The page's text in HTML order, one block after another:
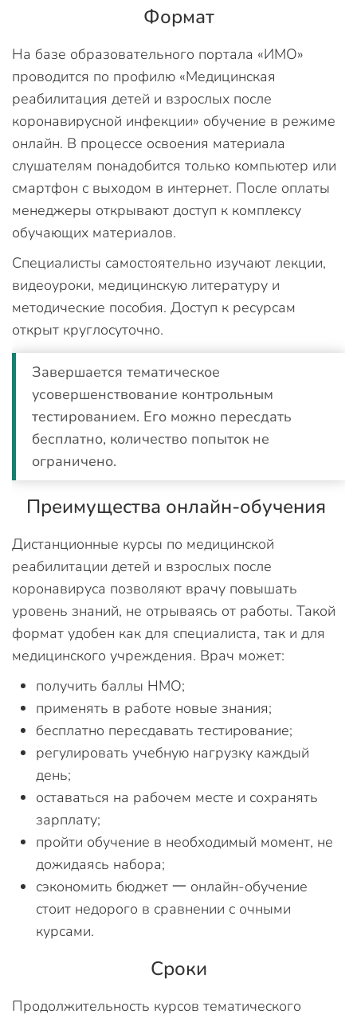
Формат
На базе образовательного портала «ИМО»
проводится по профилю «Медицинская
реабилитация детей и взрослых после
коронавирусной инфекции» обучение в режиме
онлайн. В процессе освоения материала
слушателям понадобится только компьютер или
смартфон с выходом в интернет. После оплаты
менеджеры открывают доступ к комплексу
обучающих материалов.
Специалисты самостоятельно изучают лекции,
видеоуроки, медицинскую литературу и
методические пособия. Доступ к ресурсам
открыт круглосуточно.
Завершается тематическое
усовершенствование контрольным
тестированием. Его можно пересдать
бесплатно, количество попыток не
ограничено.
Преимущества онлайн-обучения
Дистанционные курсы по медицинской
реабилитации детей и взрослых после
коронавируса позволяют врачу повышать
уровень знаний, не отрываясь от работы. Такой
формат удобен как для специалиста, так и для
медицинского учреждения. Врач может:
получить баллы НМО;
применять в работе новые знания;
бесплатно пересдавать тестирование;
регулировать учебную нагрузку каждый
день;
оставаться на рабочем месте и сохранять
зарплату;
пройти обучение в необходимый момент, не
дожидаясь набора;
сэкономить бюджет 一 онлайн-обучение
стоит недорого в сравнении с очными
курсами.
Сроки
Продолжительность курсов тематического